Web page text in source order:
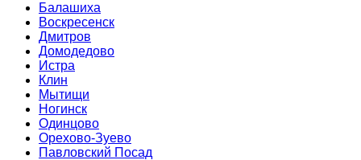
Балашиха
Воскресенск
Дмитров
Домодедово
Истра
Клин
Мытищи
Ногинск
Одинцово
Орехово-Зуево
Павловский Посад